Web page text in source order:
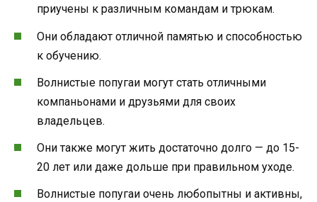
приучены к различным командам и трюкам.
Они обладают отличной памятью и способностью
к обучению.
Волнистые попугаи могут стать отличными
компаньонами и друзьями для своих
владельцев.
Они также могут жить достаточно долго — до 15-
20 лет или даже дольше при правильном уходе.
Волнистые попугаи очень любопытны и активны,